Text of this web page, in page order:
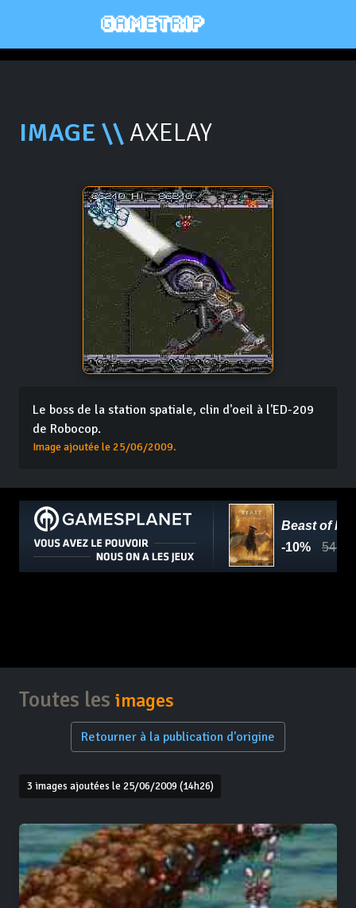
IMAGE \\ AXELAY
Le boss de la station spatiale, clin d'oeil à l'ED-209
de Robocop.
Image ajoutée le 25/06/2009.
Toutes les images
Retourner à la publication d'origine
3 images ajoutées le 25/06/2009 (14h26)